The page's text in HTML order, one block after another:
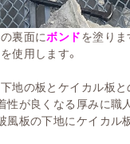
裏面にボンドを塗りま
使用します。
地の板とケイカル板
性が良くなる厚みに職
風板の下地にケイカル